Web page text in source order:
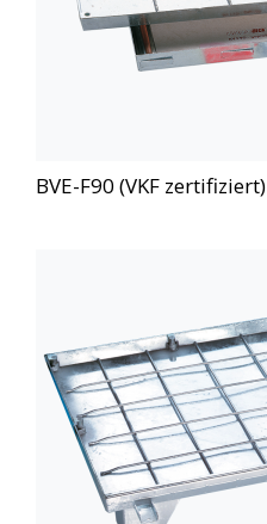
BVE-F90 (VKF zertifiziert)